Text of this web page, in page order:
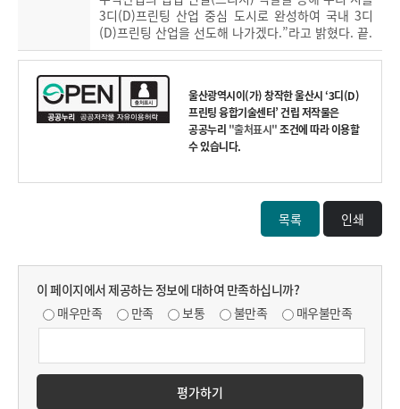
3디(D)프린팅 산업 중심 도시로 완성하여 국내 3디
(D)프린팅 산업을 선도해 나가겠다.”라고 밝혔다. 끝.
울산광역시이(가) 창작한울산시 ‘3디(D)
프린팅 융합기술센터’ 건립저작물은
공공누리 "출처표시"조건에 따라 이용할
수 있습니다.
목록 인쇄
이 페이지에서 제공하는 정보에 대하여 만족하십니까?
매우만족
만족 보통 불만족 매우불만족
평가하기